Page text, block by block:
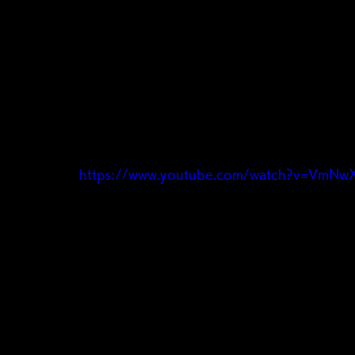
https://www.youtube.com/